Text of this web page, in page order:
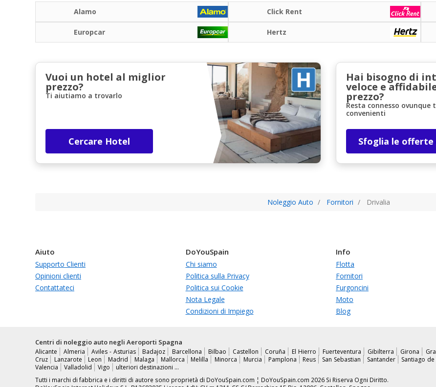
Alamo Click Rent
Europcar Hertz
Vuoi un hotel al miglior
prezzo?
Ti aiutiamo a trovarlo
Cercare Hotel
Hai bisogno di
veloce e
prezzo?
Resta connesso
convenienti
Sfoglia le offerte
Noleggio Auto Fornitori Drivalia
Aiuto
Supporto Clienti
Opinioni clienti
Contattateci
DoYouSpain
Chi siamo
Politica sulla Privacy
Politica sui Cookie
Nota Legale
Condizioni di Impiego
Info
Flotta
Fornitori
Furgoncini
Moto
Blog
Centri di noleggio auto negli Aeroporti Spagna
Alicante Almeria Aviles - Asturias Badajoz Barcellona Bilbao Castellon Coruña El Hierro Fuerteventura Gibilterra Girona
Cruz
Lanzarote Leon Madrid Malaga Mallorca Melilla Minorca Murcia Pamplona Reus San Sebastian Santander Santiago
Valencia
Valladolid Vigo
ulteriori destinazioni …
Tutti i marchi di fabbrica e i diritti di autore sono proprietà di DoYouSpain.com ¦ DoYouSpain.com 2026 Si Riserva Ogni Diritto.